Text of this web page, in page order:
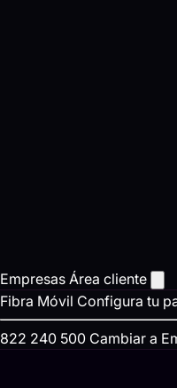
Empresas Área cliente
Fibra Móvil Configura tu
822 240 500 Cambiar a